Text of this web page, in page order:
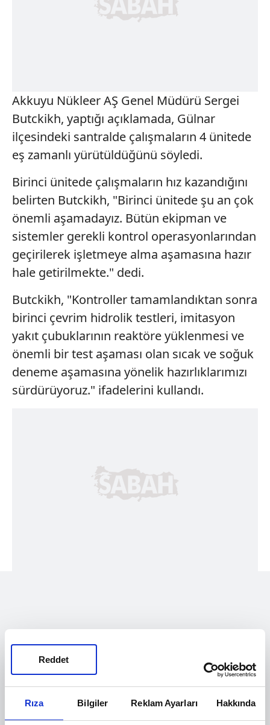
Rıza Bilgiler Reklam Ayarları Hakkında
Reddet
Akkuyu Nükleer AŞ Genel Müdürü Sergei
Butckikh, yaptığı açıklamada, Gülnar
ilçesindeki santralde çalışmaların 4 ünitede
eş zamanlı yürütüldüğünü söyledi.
Birinci ünitede çalışmaların hız kazandığını
belirten Butckikh, "Birinci ünitede şu an çok
önemli aşamadayız. Bütün ekipman ve
sistemler gerekli kontrol operasyonlarından
geçirilerek işletmeye alma aşamasına hazır
hale getirilmekte." dedi.
Butckikh, "Kontroller tamamlandıktan sonra
birinci çevrim hidrolik testleri, imitasyon
yakıt çubuklarının reaktöre yüklenmesi ve
önemli bir test aşaması olan sıcak ve soğuk
deneme aşamasına yönelik hazırlıklarımızı
sürdürüyoruz." ifadelerini kullandı.